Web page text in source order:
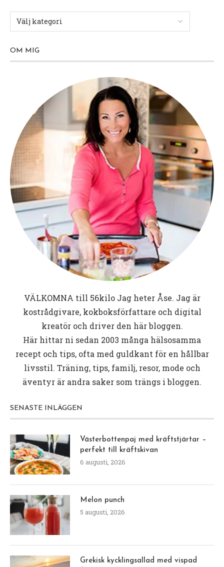
OM MIG
VÄLKOMNA till 56kiloJag heter Åse. Jag är
kostrådgivare, kokboksförfattare och digital
kreatör och driver den här bloggen.
Här hittar ni sedan 2003 många hälsosamma
recept och tips, ofta med guldkant för en hållbar
livsstil. Träning, tips, familj, resor, mode och
äventyr är andra saker som trängs i bloggen.
SENASTE INLÄGGEN
Västerbottenpaj med kräftstjärtar –
perfekt till kräftskivan
6 augusti, 2026
Melon punch
5 augusti, 2026
Grekisk kycklingsallad med vispad